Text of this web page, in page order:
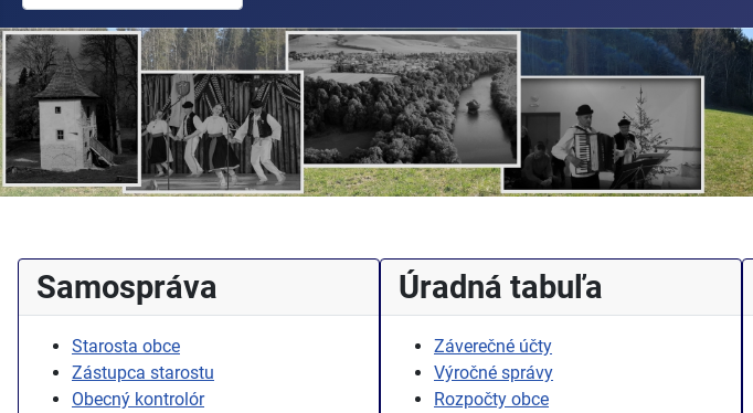
Samospráva
Starosta obce
Zástupca starostu
Obecný kontrolór
Úradná tabuľa
Záverečné účty
Výročné správy
Rozpočty obce